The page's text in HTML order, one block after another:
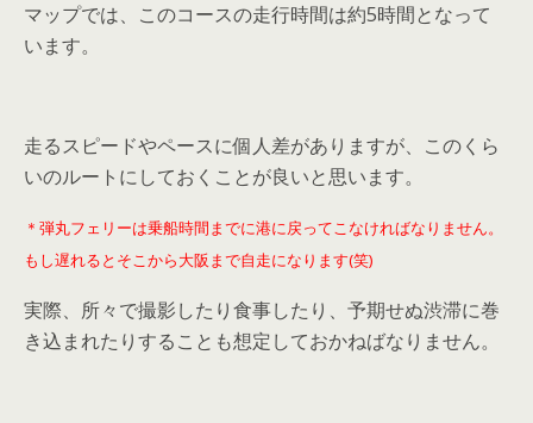
マップでは、このコースの走行時間は約5時間となって
います。
走るスピードやペースに個人差がありますが、このくら
いのルートにしておくことが良いと思います。
＊弾丸フェリーは乗船時間までに港に戻ってこなければなりません。
もし遅れるとそこから大阪まで自走になります(笑)
実際、所々で撮影したり食事したり、予期せぬ渋滞に巻
き込まれたりすることも想定しておかねばなりません。